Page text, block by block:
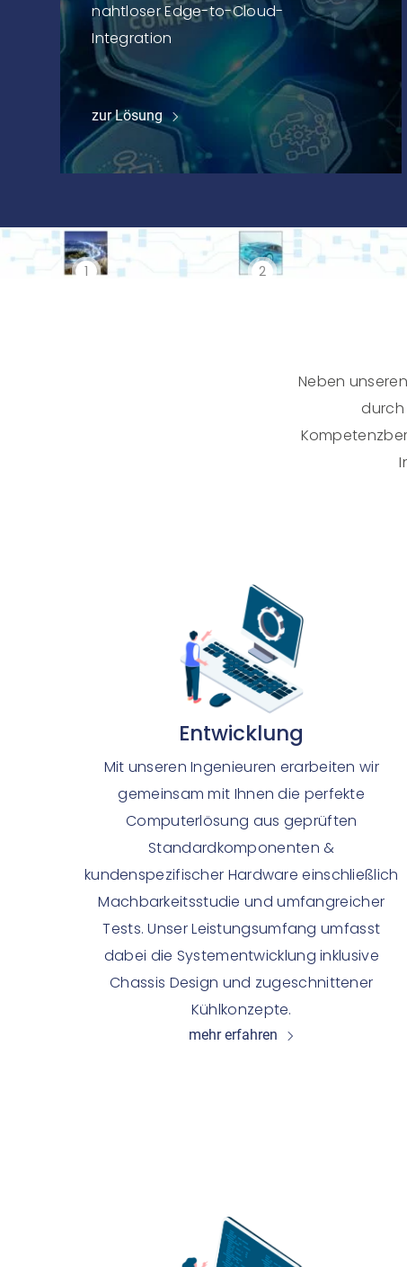
nahtloser Edge-to-Cloud-
Integration
zur Lösung
1 2
Neben
durch
Entwicklung
Mit unseren Ingenieuren erarbeiten wir
gemeinsam mit Ihnen die perfekte
Computerlösung aus geprüften
Standardkomponenten &
kundenspezifischer Hardware einschließlich
Machbarkeitsstudie und umfangreicher
Tests. Unser Leistungsumfang umfasst
dabei die Systementwicklung inklusive
Chassis Design und zugeschnittener
Kühlkonzepte.
mehr erfahren